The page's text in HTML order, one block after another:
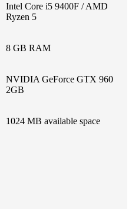
Intel Core i5 9400F / AMD
Ryzen 5
8 GB RAM
NVIDIA GeForce GTX 960
2GB
1024 MB available space